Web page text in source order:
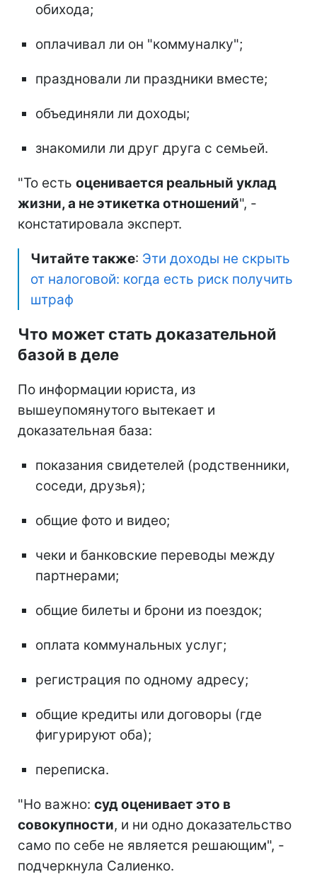
обихода;
оплачивал ли он "коммуналку";
праздновали ли праздники вместе;
объединяли ли доходы;
знакомили ли друг друга с семьей.
"То есть оценивается реальный уклад
жизни, а не этикетка отношений", -
констатировала эксперт.
Читайте также: Эти доходы не скрыть
от налоговой: когда есть риск получить
штраф
Что может стать доказательной
базой в деле
По информации юриста, из
вышеупомянутого вытекает и
доказательная база:
показания свидетелей (родственники,
соседи, друзья);
общие фото и видео;
чеки и банковские переводы между
партнерами;
общие билеты и брони из поездок;
оплата коммунальных услуг;
регистрация по одному адресу;
общие кредиты или договоры (где
фигурируют оба);
переписка.
"Но важно: суд оценивает это в
совокупности, и ни одно доказательство
само по себе не является решающим", -
подчеркнула Салиенко.